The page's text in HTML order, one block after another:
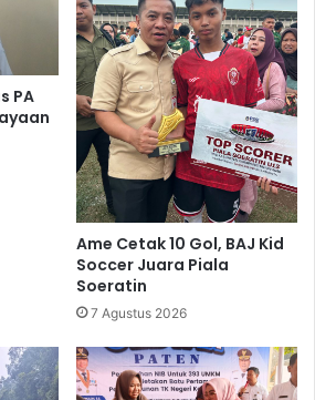
PA
Ame Cetak 10 Gol, BAJ Kid
Soccer Juara Piala
Soeratin
7 Agustus 2026